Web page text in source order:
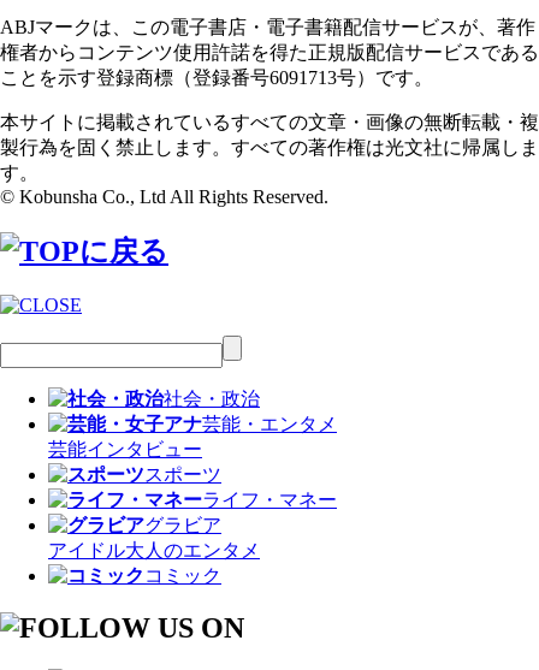
ABJマークは、この電子書店・電子書籍配信サービスが、著作
権者からコンテンツ使用許諾を得た正規版配信サービスである
ことを示す登録商標（登録番号6091713号）です。
本サイトに掲載されているすべての文章・画像の無断転載・複
製行為を固く禁止します。すべての著作権は光文社に帰属しま
す。
© Kobunsha Co., Ltd All Rights Reserved.
社会・政治
芸能・エンタメ
芸能インタビュー
スポーツ
ライフ・マネー
グラビア
アイドル大人のエンタメ
コミック